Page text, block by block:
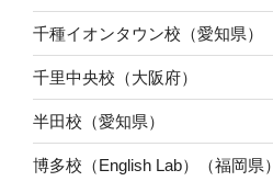
千種イオンタウン校（愛知県）
千里中央校（大阪府）
半田校（愛知県）
博多校（English Lab）（福岡県）